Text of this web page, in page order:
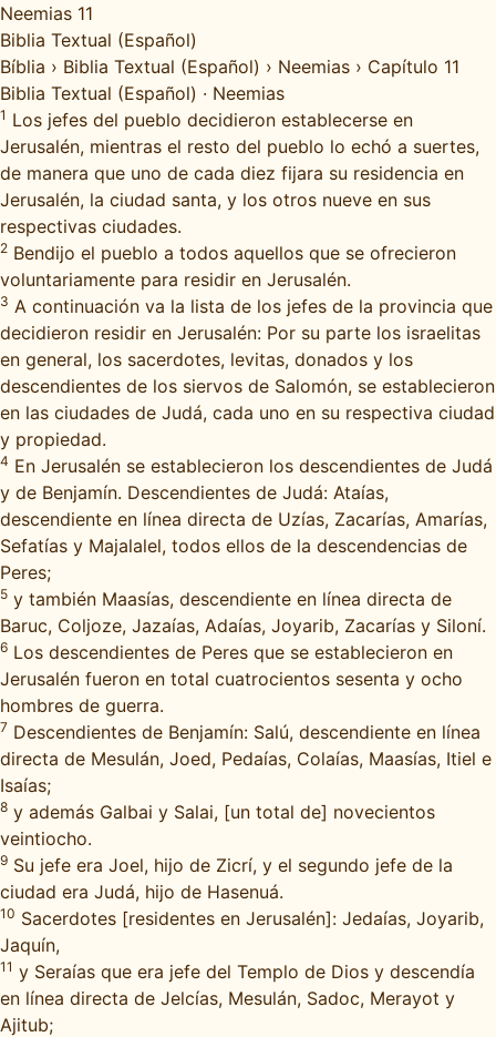
Neemias 11
Biblia Textual (Español)
Bíblia › Biblia Textual (Español) › Neemias › Capítulo 11
Biblia Textual (Español) · Neemias
1 Los jefes del pueblo decidieron establecerse en
Jerusalén, mientras el resto del pueblo lo echó a suertes,
de manera que uno de cada diez fijara su residencia en
Jerusalén, la ciudad santa, y los otros nueve en sus
respectivas ciudades.
2 Bendijo el pueblo a todos aquellos que se ofrecieron
voluntariamente para residir en Jerusalén.
3 A continuación va la lista de los jefes de la provincia que
decidieron residir en Jerusalén: Por su parte los israelitas
en general, los sacerdotes, levitas, donados y los
descendientes de los siervos de Salomón, se establecieron
en las ciudades de Judá, cada uno en su respectiva ciudad
y propiedad.
4 En Jerusalén se establecieron los descendientes de Judá
y de Benjamín. Descendientes de Judá: Ataías,
descendiente en línea directa de Uzías, Zacarías, Amarías,
Sefatías y Majalalel, todos ellos de la descendencias de
Peres;
5 y también Maasías, descendiente en línea directa de
Baruc, Coljoze, Jazaías, Adaías, Joyarib, Zacarías y Siloní.
6 Los descendientes de Peres que se establecieron en
Jerusalén fueron en total cuatrocientos sesenta y ocho
hombres de guerra.
7 Descendientes de Benjamín: Salú, descendiente en línea
directa de Mesulán, Joed, Pedaías, Colaías, Maasías, Itiel e
Isaías;
8 y además Galbai y Salai, [un total de] novecientos
veintiocho.
9 Su jefe era Joel, hijo de Zicrí, y el segundo jefe de la
ciudad era Judá, hijo de Hasenuá.
10 Sacerdotes [residentes en Jerusalén]: Jedaías, Joyarib,
Jaquín,
11 y Seraías que era jefe del Templo de Dios y descendía
en línea directa de Jelcías, Mesulán, Sadoc, Merayot y
Ajitub;